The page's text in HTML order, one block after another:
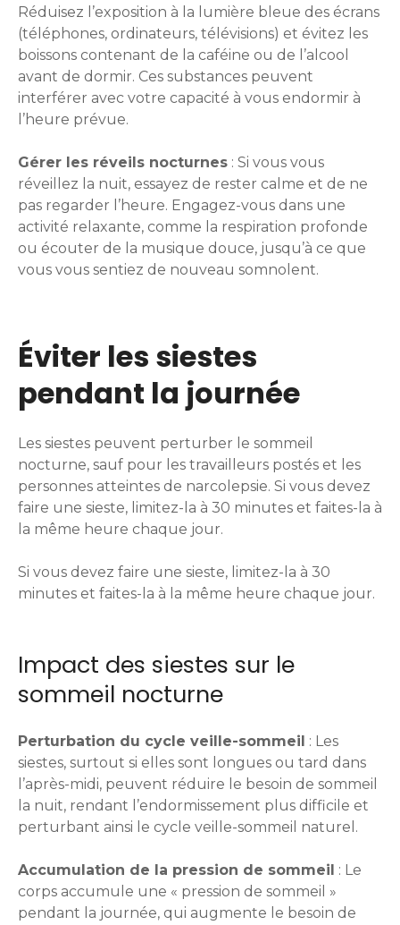
Réduisez l’exposition à la lumière bleue des écrans
(téléphones, ordinateurs, télévisions) et évitez les
boissons contenant de la caféine ou de l’alcool
avant de dormir. Ces substances peuvent
interférer avec votre capacité à vous endormir à
l’heure prévue.
Gérer les réveils nocturnes : Si vous vous
réveillez la nuit, essayez de rester calme et de ne
pas regarder l’heure. Engagez-vous dans une
activité relaxante, comme la respiration profonde
ou écouter de la musique douce, jusqu’à ce que
vous vous sentiez de nouveau somnolent.
Éviter les siestes
pendant la journée
Les siestes peuvent perturber le sommeil
nocturne, sauf pour les travailleurs postés et les
personnes atteintes de narcolepsie. Si vous devez
faire une sieste, limitez-la à 30 minutes et faites-la à
la même heure chaque jour.
Si vous devez faire une sieste, limitez-la à 30
minutes et faites-la à la même heure chaque jour.
Impact des siestes sur le
sommeil nocturne
Perturbation du cycle veille-sommeil : Les
siestes, surtout si elles sont longues ou tard dans
l’après-midi, peuvent réduire le besoin de sommeil
la nuit, rendant l’endormissement plus difficile et
perturbant ainsi le cycle veille-sommeil naturel.
Accumulation de la pression de sommeil : Le
corps accumule une « pression de sommeil »
pendant la journée, qui augmente le besoin de